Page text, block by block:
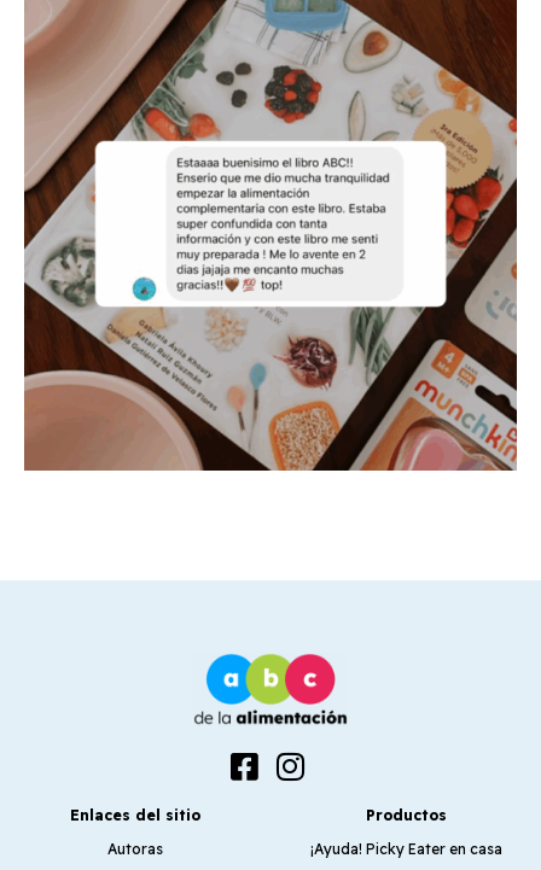
Enlaces del sitio
Autoras
Productos
¡Ayuda! Picky Eater en casa